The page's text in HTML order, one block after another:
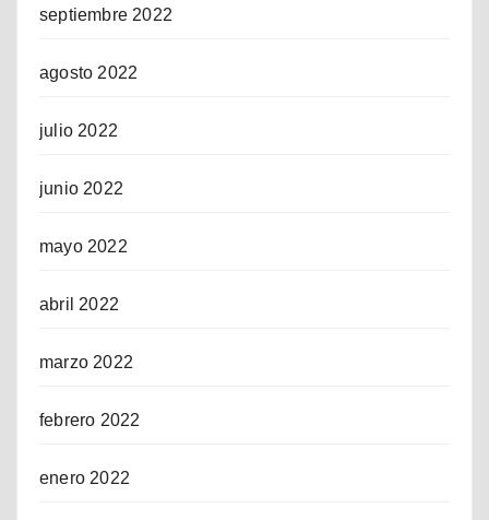
septiembre 2022
agosto 2022
julio 2022
junio 2022
mayo 2022
abril 2022
marzo 2022
febrero 2022
enero 2022